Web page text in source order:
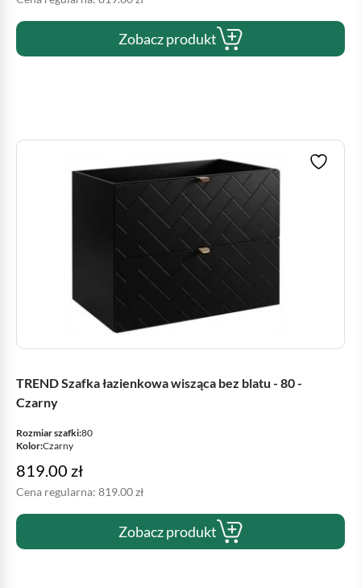
Zobacz produkt
TREND Szafka łazienkowa wisząca bez blatu - 80 -
Czarny
Rozmiar szafki:80
Kolor:Czarny
819.00 zł
Cena regularna: 819.00zł
Zobacz produkt